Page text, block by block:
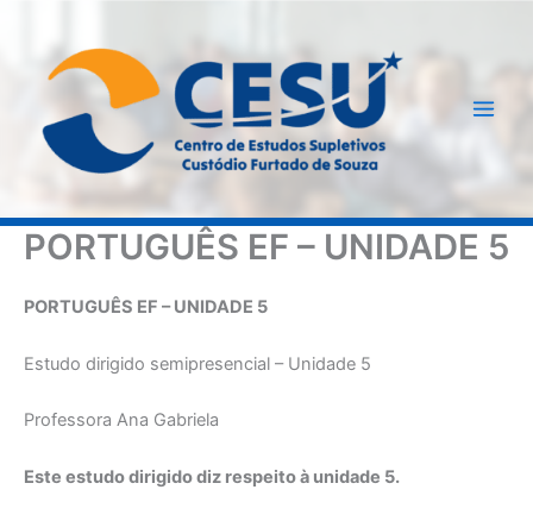
PORTUGUÊS EF – UNIDADE 5
PORTUGUÊS EF – UNIDADE 5
Estudo dirigido semipresencial – Unidade 5
Professora Ana Gabriela
Este estudo dirigido diz respeito à unidade 5.